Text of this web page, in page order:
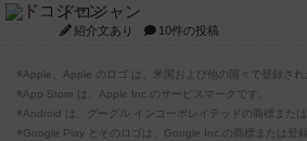
ドコジャン
紹介文あり 10件の投稿
※Apple、Apple のロゴ は、米国および他の国々で登録され
※App Store は、Apple Inc.のサービスマークです。
※Android は、グーグル インコーポレイテッドの商標または
※Google Play とそのロゴは、Google Inc.の商標または登録